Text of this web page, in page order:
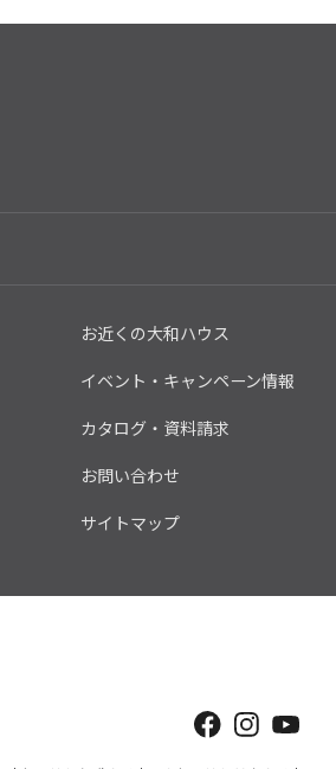
お近くの大和ハウス
イベント・キャンペーン情報
カタログ・資料請求
お問い合わせ
サイトマップ